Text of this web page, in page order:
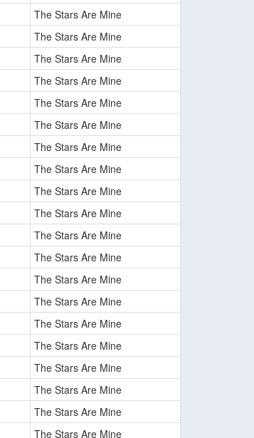
The Stars Are Mine
The Stars Are Mine
The Stars Are Mine
The Stars Are Mine
The Stars Are Mine
The Stars Are Mine
The Stars Are Mine
The Stars Are Mine
The Stars Are Mine
The Stars Are Mine
The Stars Are Mine
The Stars Are Mine
The Stars Are Mine
The Stars Are Mine
The Stars Are Mine
The Stars Are Mine
The Stars Are Mine
The Stars Are Mine
The Stars Are Mine
The Stars Are Mine